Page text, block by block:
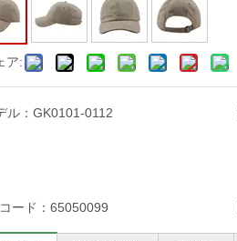
ア:
ル： GK0101-0112
ード： 65050099